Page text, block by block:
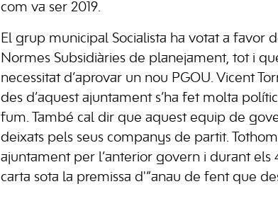
com va ser 2019.
El grup municipal Socialista ha votat a favor
Normes Subsidiàries de planejament, tot i
necessitat d’aprovar un nou PGOU. Vicent
des d’aquest ajuntament s’ha fet molta
fum. També cal dir que aquest equip de
deixats pels seus companys de partit.
ajuntament per l’anterior govern i durant
carta sota la premissa d'”anau de fent que